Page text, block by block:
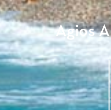
Agios